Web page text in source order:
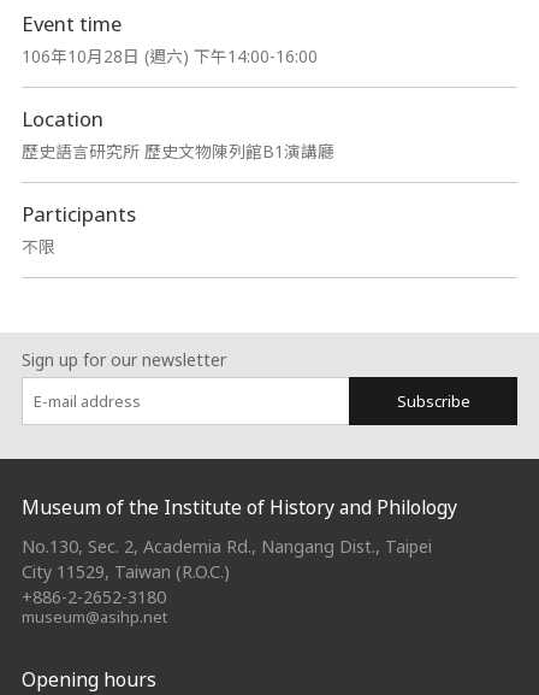
Event time
106年10月28日 (週六) 下午14:00-16:00
Location
歷史語言研究所 歷史文物陳列館B1演講廳
Participants
不限
Sign up for our newsletter
Subscribe
:::
Museum of the Institute of History and Philology
No.130, Sec. 2, Academia Rd., Nangang Dist., Taipei
City 11529, Taiwan (R.O.C.)
+886-2-2652-3180
museum@asihp.net
Opening hours